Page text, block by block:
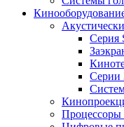
Cерия
Серии
Процессоры